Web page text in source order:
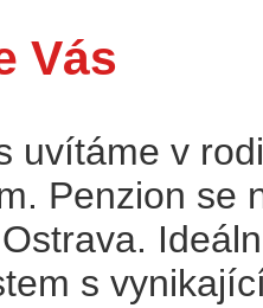
Vás
uvítáme v
Penzion se
s